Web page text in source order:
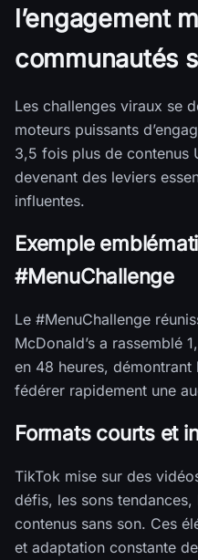
l’engagement
communautés
Les challenges viraux se
moteurs puissants
3,5 fois plus de contenus
devenant des leviers
influentes.
Exemple
#MenuChallenge
Le #MenuChallenge
McDonald’s a rassemblé
en 48 heures,
fédérer rapidement une
Formats courts et
TikTok mise sur des
défis, les sons
contenus sans son. Ces
et adaptation constante